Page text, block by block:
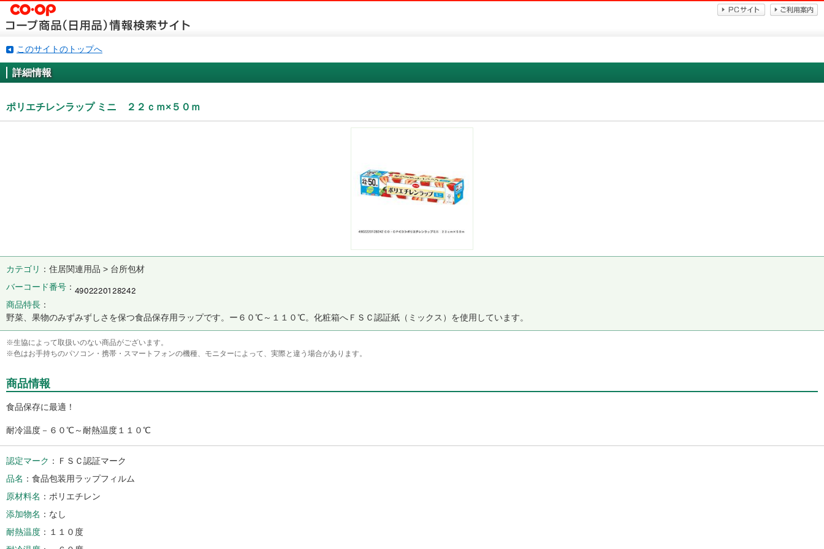
このサイトのトップへ
詳細情報
ポリエチレンラップ ミニ ２２ｃｍ×５０ｍ
カテゴリ
住居関連用品 > 台所包材
バーコード番号
商品特長
野菜、果物のみずみずしさを保つ食品保存用ラップです。ー６０℃～１１０℃。化粧箱へＦＳＣ認証紙（ミックス）を使用しています。
※生協によって取扱いのない商品がございます。
※色はお手持ちのパソコン・携帯・スマートフォンの機種、モニターによって、実際と違う場合があります。
商品情報
食品保存に最適！
耐冷温度－６０℃～耐熱温度１１０℃
認定マーク
ＦＳＣ認証マーク
品名
食品包装用ラップフィルム
原材料名
ポリエチレン
添加物名
なし
耐熱温度
１１０度